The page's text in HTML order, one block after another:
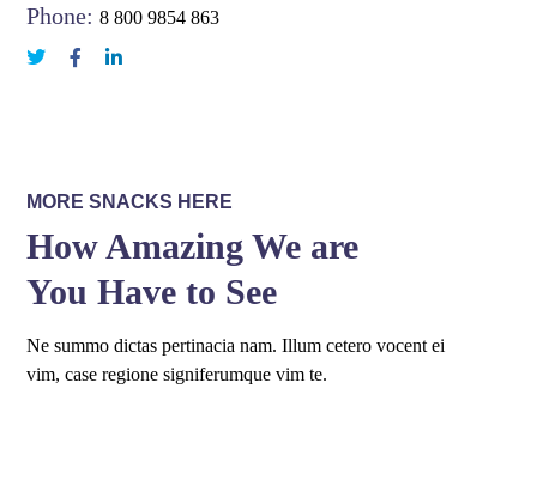
Phone: 8 800 9854 863
MORE SNACKS HERE
How Amazing We are
You Have to See
Ne summo dictas pertinacia nam. Illum cetero vocent ei
vim, case regione signiferumque vim te.